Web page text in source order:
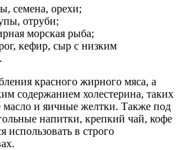
семена, орехи;
отруби;
морская рыба;
кефир, сыр с низким
красного жирного мяса, а
содержанием холестерина, таких
масло и яичные желтки. Также под
напитки, крепкий чай, кофе
использовать в строго